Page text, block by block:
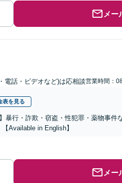
メー
電話・ビデオなど)は応相談営業時間：
表を見る
暴行・詐欺・窃盗・性犯罪・薬物事
Available in English】
メー